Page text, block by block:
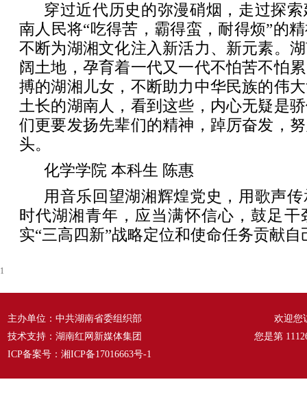
穿过近代历史的弥漫硝烟，走过探
南人民将“吃得苦，霸得蛮，耐得烦”的
不断为湖湘文化注入新活力、新元素。
阔土地，孕育着一代又一代不怕苦不怕
搏的湖湘儿女，不断助力中华民族的伟
土长的湖南人，看到这些，内心无疑是
们更要发扬先辈们的精神，踔厉奋发，
头。
化学学院 本科生 陈惠
用音乐回望湖湘辉煌党史，用歌声
时代湖湘青年，应当满怀信心，鼓足
实“三高四新”战略定位和使命任务贡献
1
主办单位：中共湖南省委组织部
技术支持：湖南红网新媒体集团
ICP备案号： 湘ICP备17016663号-1
欢迎您
您是第